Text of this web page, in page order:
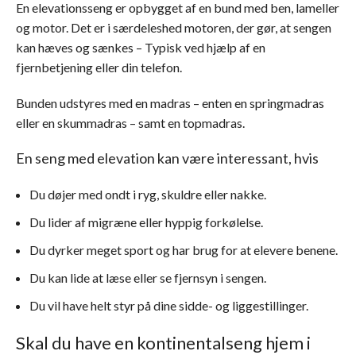
En elevationsseng er opbygget af en bund med ben, lameller
og motor. Det er i særdeleshed motoren, der gør, at sengen
kan hæves og sænkes – Typisk ved hjælp af en
fjernbetjening eller din telefon.
Bunden udstyres med en madras – enten en springmadras
eller en skummadras – samt en topmadras.
En seng med elevation kan være interessant, hvis
Du døjer med ondt i ryg, skuldre eller nakke.
Du lider af migræne eller hyppig forkølelse.
Du dyrker meget sport og har brug for at elevere benene.
Du kan lide at læse eller se fjernsyn i sengen.
Du vil have helt styr på dine sidde- og liggestillinger.
Skal du have en kontinentalseng hjem i